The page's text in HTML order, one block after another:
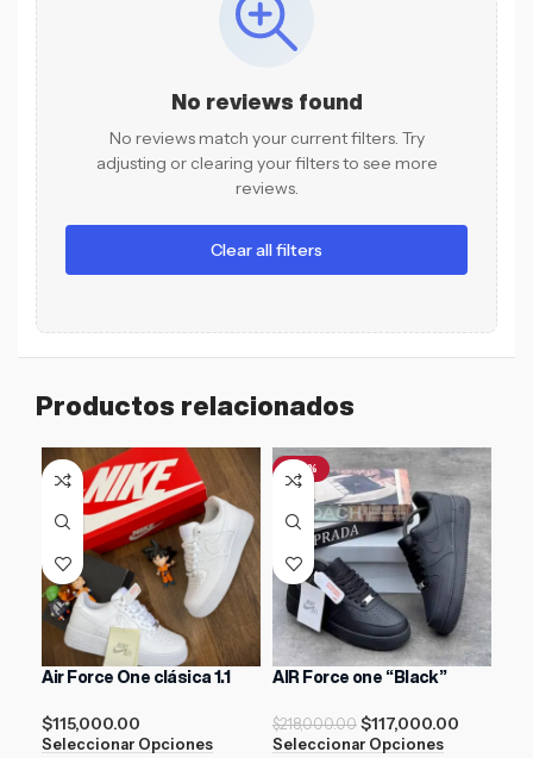
No reviews found
No reviews match your current filters. Try
adjusting or clearing your filters to see more
reviews.
Clear all filters
Productos relacionados
Air Force One clásica 1.1
$115,000.00
Seleccionar Opciones
-46%
AIR Force one “Black”
$218,000.00 $117,000.00
Seleccionar Opciones